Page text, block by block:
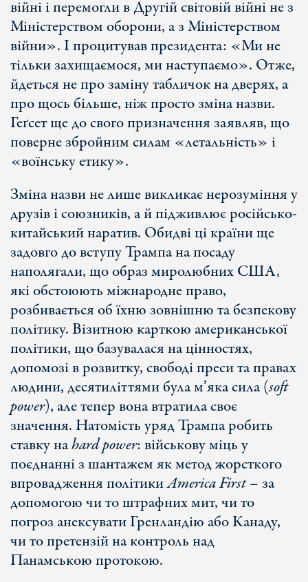
війні і перемогли в Другій світовій війні не з
Міністерством оборони, а з Міністерством
війни». І процитував президента: «Ми не
тільки захищаємося, ми наступаємо». Отже,
йдеться не про заміну табличок на дверях, а
про щось більше, ніж просто зміна назви.
Геґсет ще до свого призначення заявляв, що
поверне збройним силам «летальність» і
«воїнську етику».
Зміна назви не лише викликає нерозуміння у
друзів і союзників, а й підживлює російсько-
китайський наратив. Обидві ці країни ще
задовго до вступу Трампа на посаду
наполягали, що образ миролюбних США,
які обстоюють міжнародне право,
розбивається об їхню зовнішню та безпекову
політику. Візитною карткою американської
політики, що базувалася на цінностях,
допомозі в розвитку, свободі преси та правах
людини, десятиліттями була м’яка сила (soft
power), але тепер вона втратила своє
значення. Натомість уряд Трампа робить
ставку наhard power: військову міць у
поєднанні з шантажем як метод жорсткого
впровадження політикиAmerica First– за
допомогою чи то штрафних мит, чи то
погроз анексувати Гренландію або Канаду,
чи то претензій на контроль над
Панамською протокою.